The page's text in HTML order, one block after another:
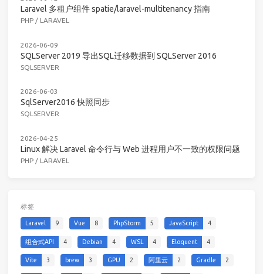
Laravel 多租户组件 spatie/laravel-multitenancy 指南
PHP / LARAVEL
2026-06-09
SQLServer 2019 导出SQL迁移数据到 SQLServer 2016
SQLSERVER
2026-06-03
SqlServer2016 快照同步
SQLSERVER
2026-04-25
Linux 解决 Laravel 命令行与 Web 进程用户不一致的权限问题
PHP / LARAVEL
标签
Laravel 9 Vue 8 PhpStorm 5 JavaScript 4
组合式API 4 Debian 4 WSL 4 Eloquent 4
Vite 3 brew 3 GPU 2 阿里云 2 Gradle 2